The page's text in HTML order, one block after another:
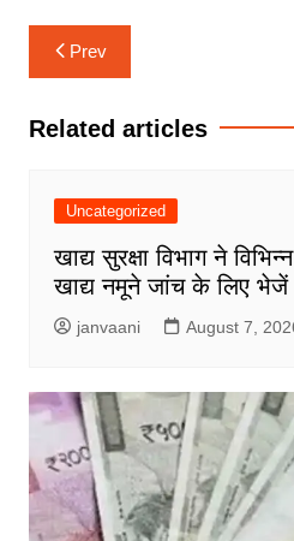
Post
navigation
Prev
Related articles
Uncategorized
खाद्य सुरक्षा विभाग ने
खाद्य नमूने जांच के लिए भेजें
janvaani August 7,